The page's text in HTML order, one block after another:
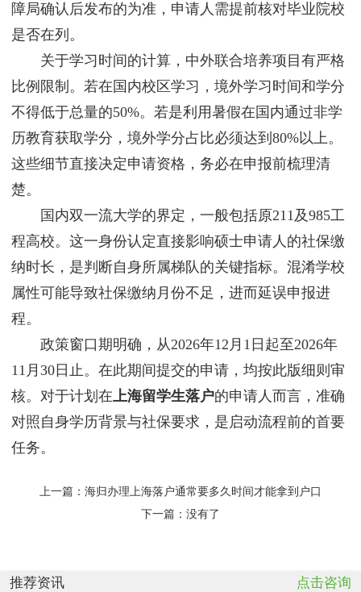
障局确认后发布的为准，申请人需提前核对毕业院校
是否在列。
关于学习时间的计算，中外联合培养项目有严格
比例限制。若在国内校区学习，境外学习时间和学分
不得低于总量的50%。若是利用暑假在国内通过非学
历教育获取学分，境外学分占比必须达到80%以上。
这些细节直接决定申请资格，务必在申报前梳理清
楚。
国内双一流大学的界定，一般包括原211及985工
程高校。这一身份认定直接影响硕士申请人的社保缴
纳时长，是判断自身所属梯队的关键指标。混淆学校
属性可能导致社保缴纳月份不足，进而延误申报进
程。
政策窗口期明确，从2026年12月1日起至2026年
11月30日止。在此期间提交的申请，均按此版细则审
核。对于计划在上海留学生落户的申请人而言，准确
对照自身学历背景与社保要求，是启动流程前的首要
任务。
上一篇： 海归办理上海落户通常要多久时间才能拿到户口
下一篇：没有了
推荐资讯 点击咨询